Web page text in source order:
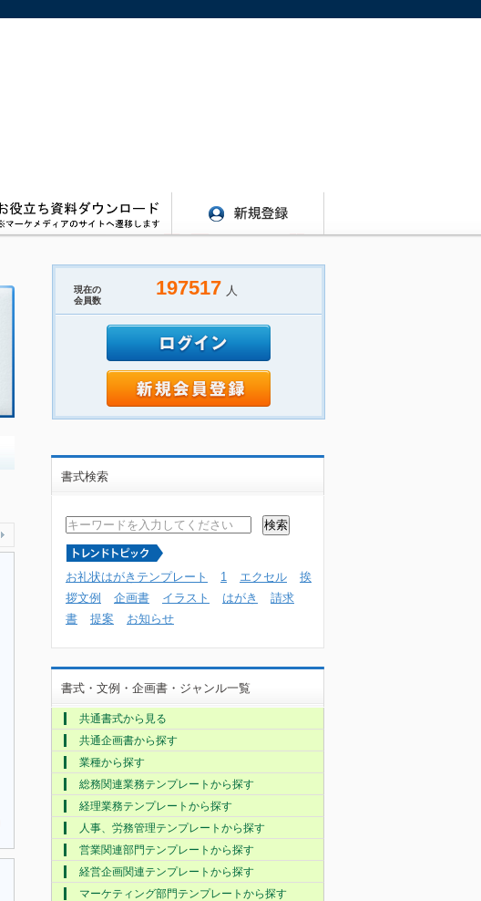
現在の
会員数
197517 人
書式検索
お礼状はがきテンプレート 1 エクセル
挨
拶文例
企画書 イラスト はがき
請求
書
提案 お知らせ
書式・文例・企画書・ジャンル一覧
共通書式から見る
共通企画書から探す
業種から探す
総務関連業務テンプレートから探す
経理業務テンプレートから探す
人事、労務管理テンプレートから探す
営業関連部門テンプレートから探す
経営企画関連テンプレートから探す
マーケティング部門テンプレートから探す